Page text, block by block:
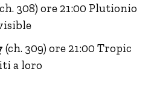
308) ore 21:00 Plutionio
(ch. 309) ore 21:00 Tropic
a loro